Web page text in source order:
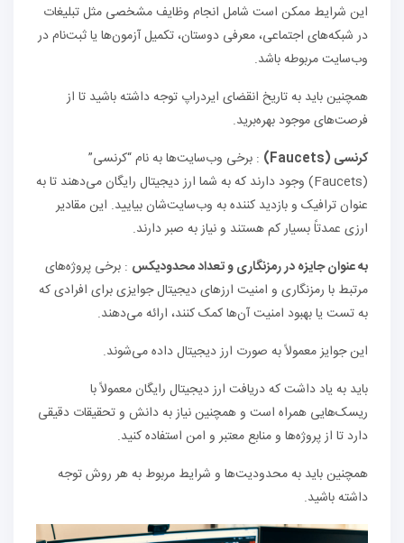
این شرایط ممکن است شامل انجام وظایف مشخصی مثل تبلیغات
در شبکه‌های اجتماعی، معرفی دوستان، تکمیل آزمون‌ها یا ثبت‌نام در
وب‌سایت مربوطه باشد.
همچنین باید به تاریخ انقضای ایردراپ توجه داشته باشید تا از
فرصت‌های موجود بهره‌برید.
کرنسی (
Faucets
) : برخی وب‌سایت‌ها به نام “کرنسی”
(Faucets) وجود دارند که به شما ارز دیجیتال رایگان می‌دهند تا به
عنوان ترافیک و بازدید کننده به وب‌سایت‌شان بیایید. این مقادیر
ارزی عمدتاً بسیار کم هستند و نیاز به صبر دارند.
به عنوان جایزه در رمزنگاری و تعداد محدودیکس : برخی پروژه‌های
مرتبط با رمزنگاری و امنیت ارزهای دیجیتال جوایزی برای افرادی که
به تست یا بهبود امنیت آن‌ها کمک کنند، ارائه می‌دهند.
این جوایز معمولاً به صورت ارز دیجیتال داده می‌شوند.
باید به یاد داشت که دریافت ارز دیجیتال رایگان معمولاً با
ریسک‌هایی همراه است و همچنین نیاز به دانش و تحقیقات دقیقی
دارد تا از پروژه‌ها و منابع معتبر و امن استفاده کنید.
همچنین باید به محدودیت‌ها و شرایط مربوط به هر روش توجه
داشته باشید.